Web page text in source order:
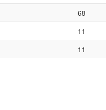
68
11
11